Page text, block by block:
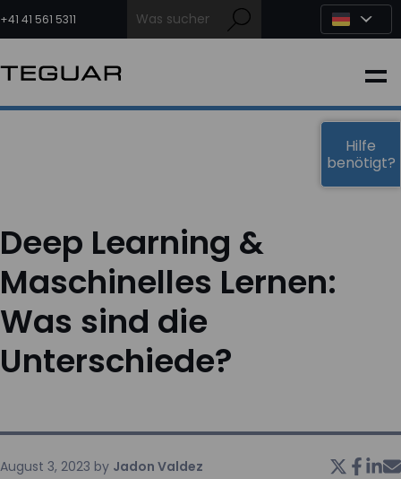
Inhalt
springen
+41 41 561 5311
INDUSTRIE
OEM LÖSUNGEN
PARTNER
DIENSTLEISTUNGEN & SUPPORT
KONTAKT
Deep Learning &
Maschinelles Lernen:
Was sind die
Unterschiede?
August 3, 2023 by Jadon Valdez
Hilfe
benötigt?